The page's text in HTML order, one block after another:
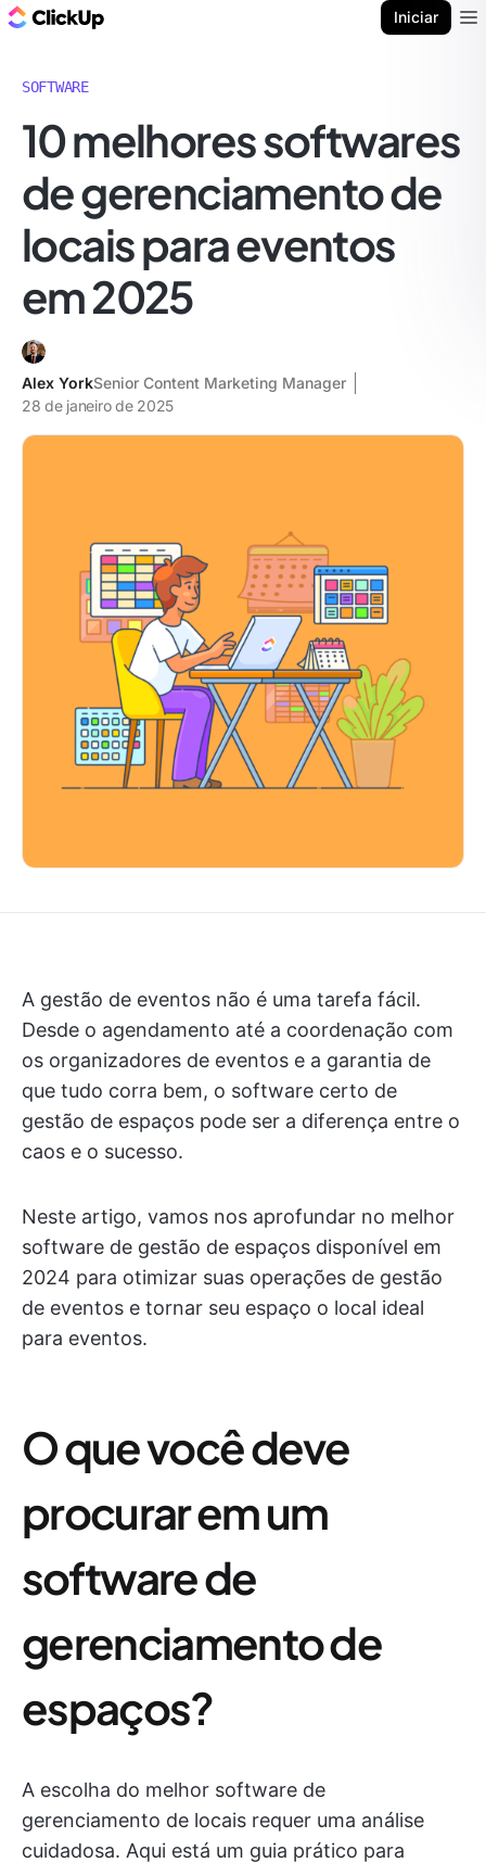
Iniciar
SOFTWARE
10 melhores softwares
de gerenciamento de
locais para eventos
em 2025
Alex YorkSenior Content Marketing Manager
28 de janeiro de 2025
A gestão de eventos não é uma tarefa fácil.
Desde o agendamento até a coordenação com
os organizadores de eventos e a garantia de
que tudo corra bem, o software certo de
gestão de espaços pode ser a diferença entre o
caos e o sucesso.
Neste artigo, vamos nos aprofundar no melhor
software de gestão de espaços disponível em
2024 para otimizar suas operações de gestão
de eventos e tornar seu espaço o local ideal
para eventos.
O que você deve
procurar em um
software de
gerenciamento de
espaços?
A escolha do melhor software de
gerenciamento de locais requer uma análise
cuidadosa. Aqui está um guia prático para